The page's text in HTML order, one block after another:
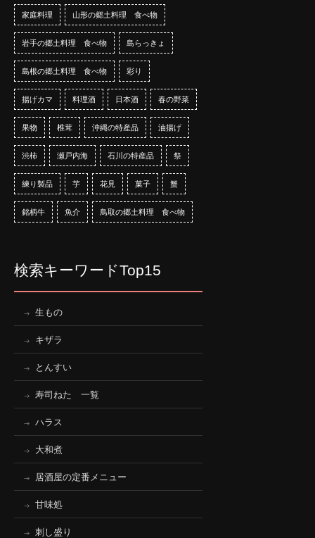
家庭料理 山形の郷土料理 食べ物
岩手の郷土料理 食べ物 島らっきょ
島根の郷土料理 食べ物 彩り
揚げカマ 料理酒 日本酒 春の野菜
果物 椎茸 沖縄の特産品 油揚げ
渋柿 瀬戸内海 石川の特産品 祭
練り製品 芋 花見 菓子 蟹
銘柄牛 魚介 鳥取の郷土料理 食べ物
検索キーワードTop15
生もの
キザラ
とんすい
寿司ねた 一覧
ハラス
大和煮
居酒屋の定番メニュー
甘味処
刺し盛り